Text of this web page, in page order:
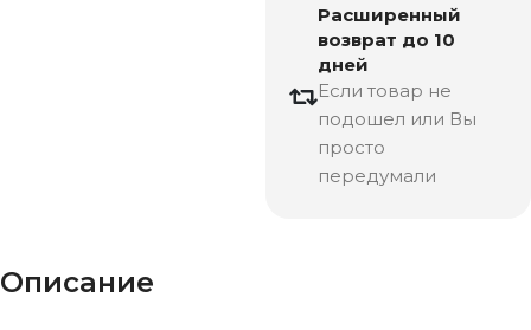
Расширенный
возврат до 10
дней
Если товар не
подошел или Вы
просто
передумали
Описание